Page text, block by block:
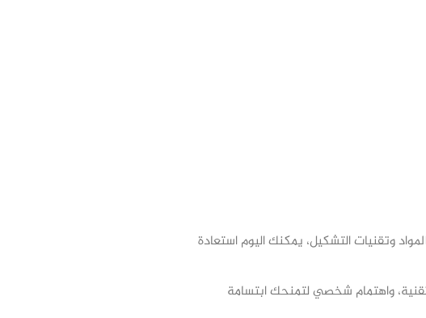
وتقنيات التشكيل، يمكنك اليوم استعادة
واهتمام شخصي لتمنحك ابتسامة